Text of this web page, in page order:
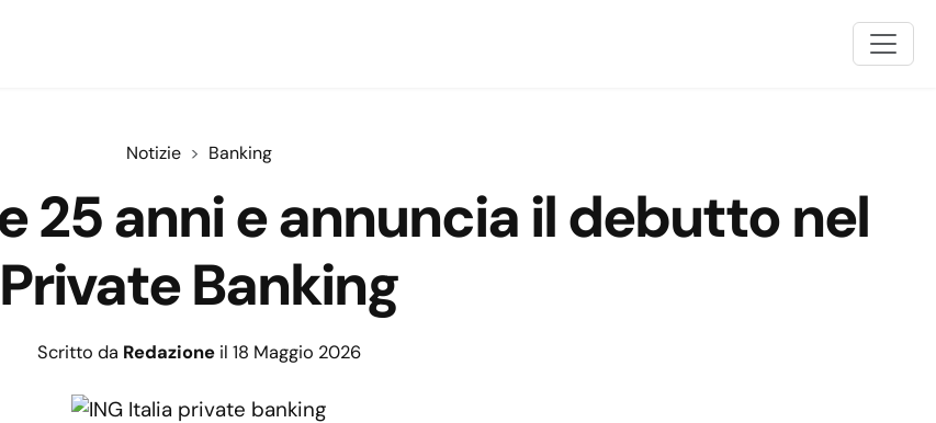
Notizie Banking
25 anni e annuncia il debutto nel
Private Banking
Scritto da Redazione il 18 Maggio 2026